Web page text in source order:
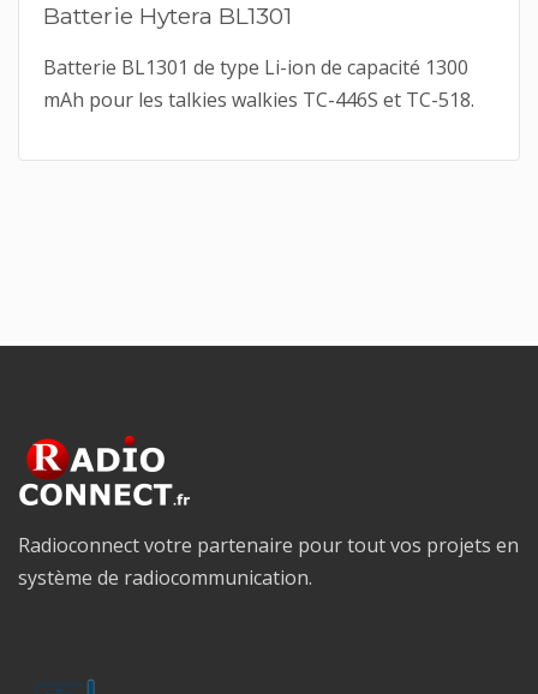
Batterie Hytera BL1301
Batterie BL1301 de type Li-ion de capacité 1300
mAh pour les talkies walkies TC-446S et TC-518.
Radioconnect votre partenaire pour tout vos projets en
système de radiocommunication.